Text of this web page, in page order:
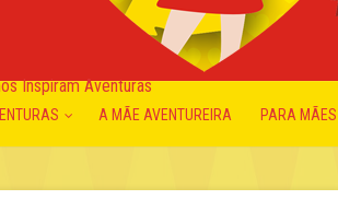
Inspiram Aventuras
A MÃE AVENTUREIRA PARA MÃES